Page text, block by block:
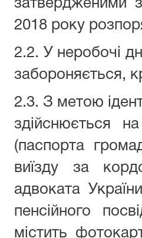
затвердженими
2018 року
2.2. У неробочі
забороняється,
2.3. З метою
здійснюється
(паспорта
виїзду за
адвоката
пенсійного
містить